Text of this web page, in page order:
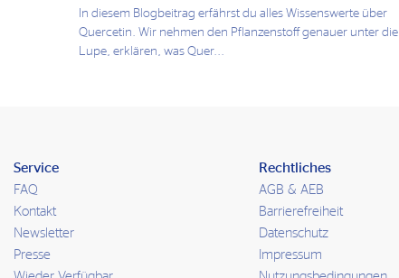
In diesem Blogbeitrag erfährst du alles Wissenswerte über
Quercetin. Wir nehmen den Pflanzenstoff genauer unter die
Lupe, erklären, was Quer...
Service
FAQ
Kontakt
Newsletter
Presse
Rechtliches
AGB & AEB
Barrierefreiheit
Datenschutz
Impressum